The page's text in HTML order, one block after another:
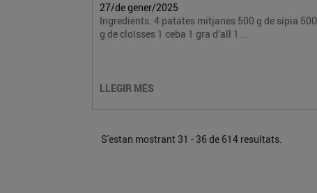
27/de gener/2025
Ingredients: 4 patates mitjanes 500 g de sípia 500
g de cloïsses 1 ceba 1 gra d’all 1...
LLEGIR MÉS
S'estan mostrant 31 - 36 de 614 resultats.